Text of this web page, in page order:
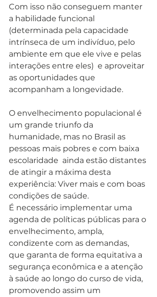
Com isso não conseguem manter
a habilidade funcional
(determinada pela capacidade
intrínseca de um indivíduo, pelo
ambiente em que ele vive e pelas
interações entre eles)  e aproveitar
as oportunidades que
acompanham a longevidade.
O envelhecimento populacional é
um grande triunfo da
humanidade, mas no Brasil as
pessoas mais pobres e com baixa
escolaridade  ainda estão distantes
de atingir a máxima desta
experiência: Viver mais e com boas
condições de saúde.
É necessário implementar uma
agenda de políticas públicas para o
envelhecimento, ampla,
condizente com as demandas,
que garanta de forma equitativa a
segurança econômica e a atenção
à saúde ao longo do curso de vida,
promovendo assim um